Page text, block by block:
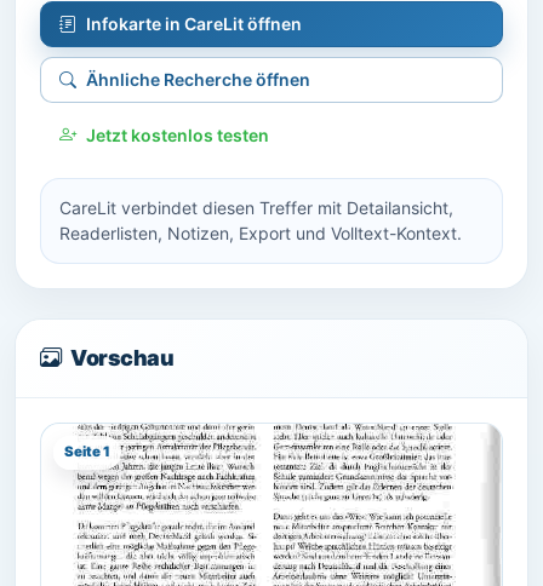
Infokarte in CareLit öffnen
Ähnliche Recherche öffnen
Jetzt kostenlos testen
CareLit verbindet diesen Treffer mit Detailansicht,
Readerlisten, Notizen, Export und Volltext-Kontext.
Vorschau
Seite 1